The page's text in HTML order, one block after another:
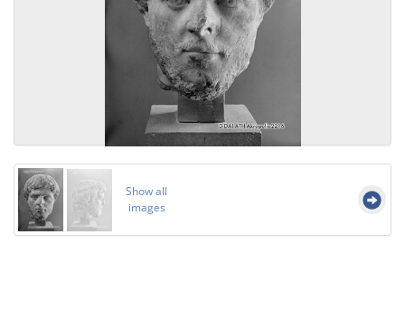
Show all
images